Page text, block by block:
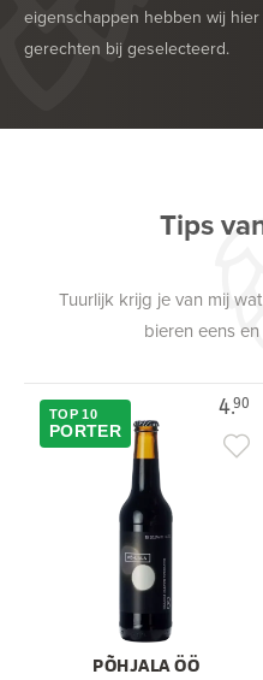
eigenschappen hebben wij
gerechten bij geselecteerd.
HEERLIJK BIJ
Tips
Tuurlijk krijg je van mij
bieren eens
4.90
TOP 10
PORTER
PÕHJALA ÖÖ